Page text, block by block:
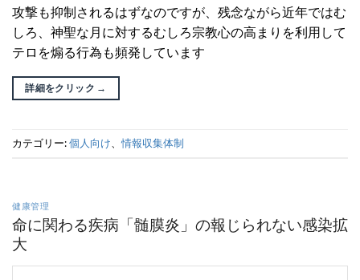
攻撃も抑制されるはずなのですが、残念ながら近年ではむ
しろ、神聖な月に対するむしろ宗教心の高まりを利用して
テロを煽る行為も頻発しています
詳細をクリック →
カテゴリー:個人向け 、情報収集体制
健康管理
命に関わる疾病「髄膜炎」の報じられない感染拡
大